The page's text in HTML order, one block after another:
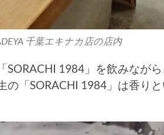
千葉エキナカ店の店内
SORACHI 1984」を飲みなが
の「SORACHI 1984」は香り